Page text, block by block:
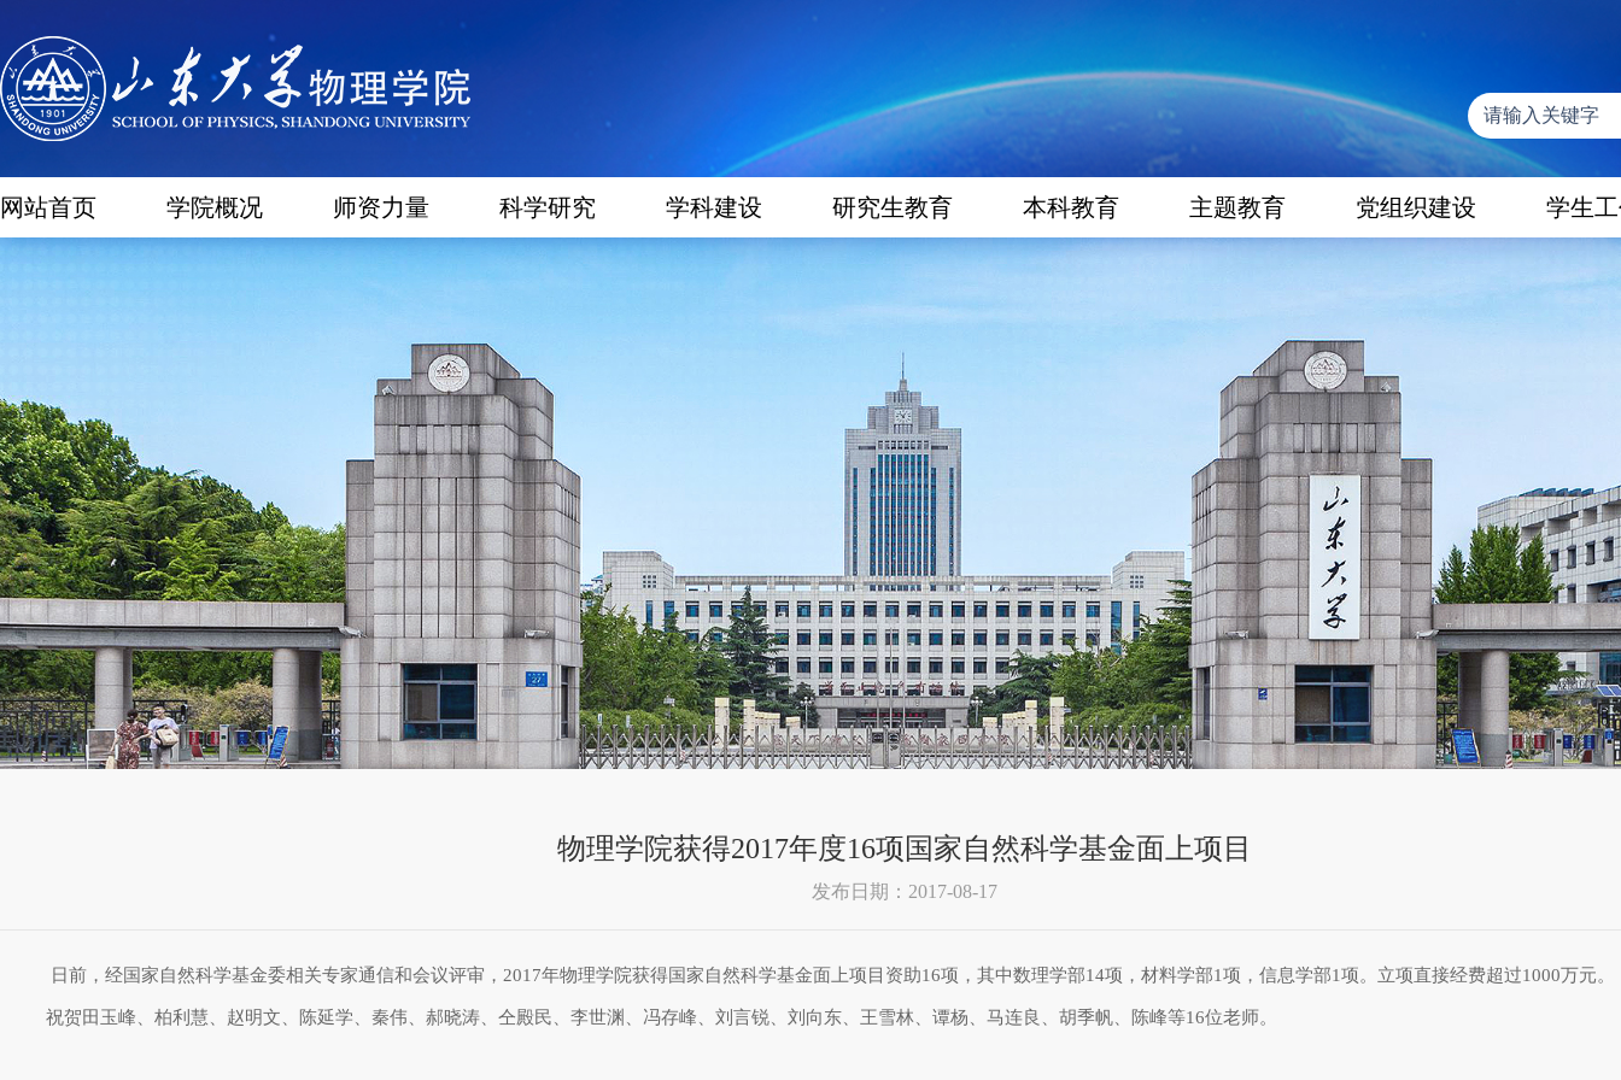
网站首页 学院概况 师资力量 科学研究 学科建设 研究生教育 本科教育 主题教育 党组织建设 学生
物理学院获得2017年度16项国家自然科学基金面上项目
发布日期：2017-08-17
日前，经国家自然科学基金委相关专家通信和会议评审，2017年物理学院获得国家自然科学基金面上项目资助16项，其中数理学部14项，材料学部1项，信息学部1项。立项直接经费超过1000万元。
祝贺田玉峰、柏利慧、赵明文、陈延学、秦伟、郝晓涛、仝殿民、李世渊、冯存峰、刘言锐、刘向东、王雪林、谭杨、马连良、胡季帆、陈峰等16位老师。